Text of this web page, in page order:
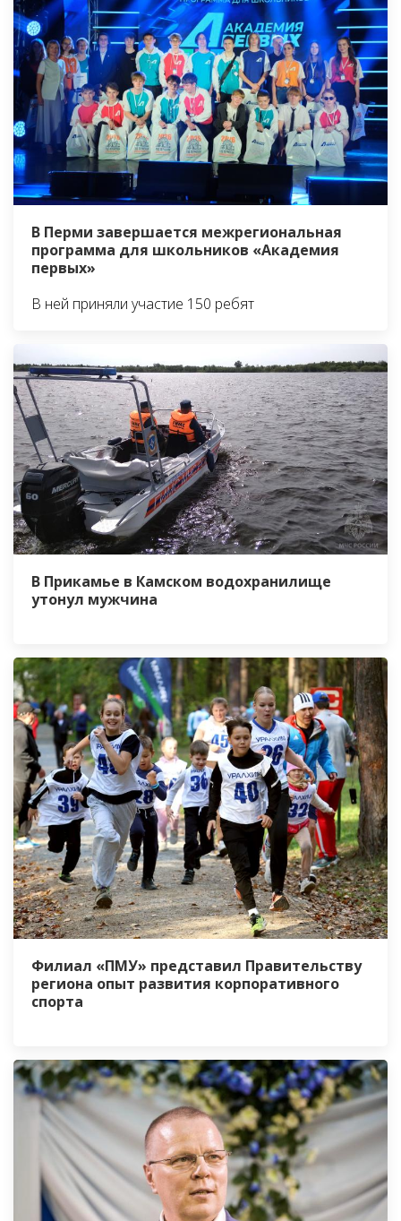
В Перми завершается межрегиональная
программа для школьников «Академия
первых»
В ней приняли участие 150 ребят
В Прикамье в Камском водохранилище
утонул мужчина
Филиал «ПМУ» представил Правительству
региона опыт развития корпоративного
спорта